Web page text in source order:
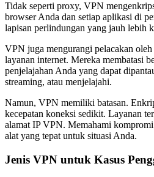
Tidak seperti proxy, VPN
browser Anda dan setiap aplikasi di
lapisan perlindungan yang jauh lebih
VPN juga mengurangi pelacakan
layanan internet. Mereka membatasi
penjelajahan Anda yang dapat
streaming, atau menjelajahi.
Namun, VPN memiliki batasan.
kecepatan koneksi sedikit. Layanan
alamat IP VPN. Memahami
alat yang tepat untuk situasi Anda.
Jenis VPN untuk Kasus